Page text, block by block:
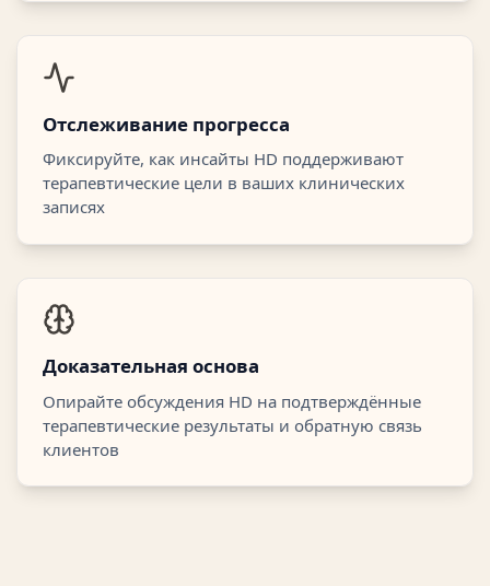
Отслеживание прогресса
Фиксируйте, как инсайты HD поддерживают
терапевтические цели в ваших клинических
записях
Доказательная основа
Опирайте обсуждения HD на подтверждённые
терапевтические результаты и обратную связь
клиентов